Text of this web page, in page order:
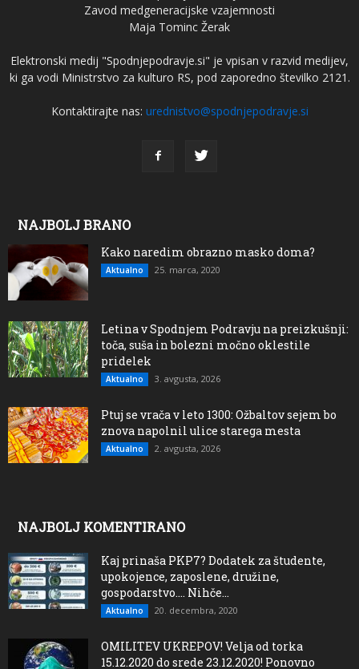
Zavod medgeneracijske vzajemnosti
Maja Tominc Žerak
Elektronski medij "Spodnjepodravje.si" je vpisan v razvid medijev,
ki ga vodi Ministrstvo za kulturo RS, pod zaporedno številko 2121.
Kontaktirajte nas: urednistvo@spodnjepodravje.si
NAJBOLJ BRANO
Kako naredim obrazno masko doma?
Aktualno 25. marca, 2020
Letina v Spodnjem Podravju na preizkušnji:
toča, suša in bolezni močno oklestile
pridelek
Aktualno 3. avgusta, 2026
Ptuj se vrača v leto 1300: Ožbaltov sejem bo
znova napolnil ulice starega mesta
Aktualno 2. avgusta, 2026
NAJBOLJ KOMENTIRANO
Kaj prinaša PKP7? Dodatek za študente,
upokojence, zaposlene, družine,
gospodarstvo…. Nihče...
Aktualno 20. decembra, 2020
OMILITEV UKREPOV! Velja od torka
15.12.2020 do srede 23.12.2020! Ponovno